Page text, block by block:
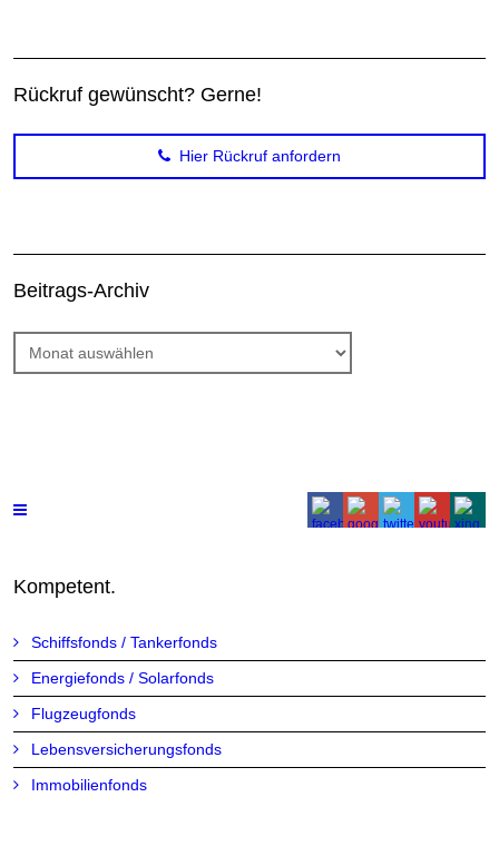
Rückruf gewünscht? Gerne!
Hier Rückruf anfordern
Beitrags-Archiv
Beitrags-
Archiv
Kompetent.
Schiffsfonds / Tankerfonds
Energiefonds / Solarfonds
Flugzeugfonds
Lebensversicherungsfonds
Immobilienfonds